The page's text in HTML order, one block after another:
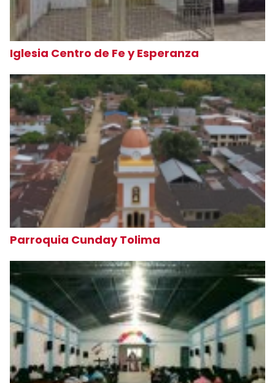
Iglesia Centro de Fe y Esperanza
Parroquia Cunday Tolima